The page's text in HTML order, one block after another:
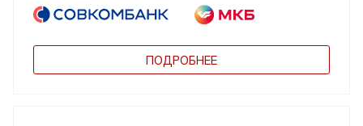
ПОДРОБНЕЕ